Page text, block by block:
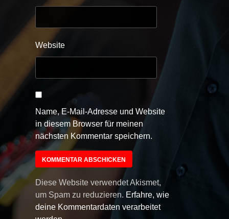
Website
Name, E-Mail-Adresse und Website
in diesem Browser für meinen
nächsten Kommentar speichern.
Diese Website verwendet Akismet,
um Spam zu reduzieren. Erfahre, wie
deine Kommentardaten verarbeitet